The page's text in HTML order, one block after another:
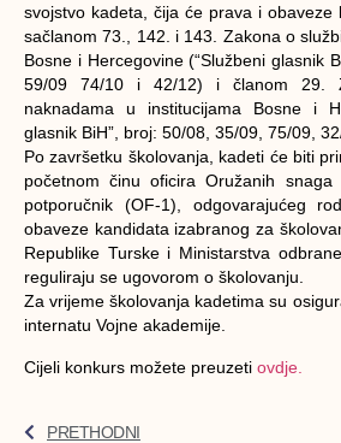
svojstvo kadeta, čija će prava i obaveze
sačlanom 73., 142. i 143. Zakona o
Bosne i Hercegovine (“Službeni glasnik
59/09 74/10 i 42/12) i članom 29.
naknadama u institucijama Bosne i
glasnik BiH”, broj: 50/08, 35/09, 75/09,
Po završetku školovanja, kadeti će biti
početnom činu oficira Oružanih snaga
potporučnik (OF-1), odgovarajućeg
obaveze kandidata izabranog za
Republike Turske i Ministarstva
reguliraju se ugovorom o školovanju.
Za vrijeme školovanja kadetima su
internatu Vojne akademije.
Cijeli konkurs možete preuzeti ovdje.
PRETHODNI